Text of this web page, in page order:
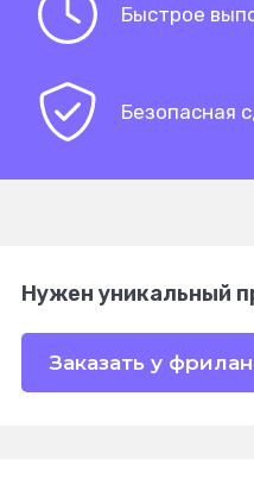
Быстрое
Безопасная
Нужен уникальный
Заказать у